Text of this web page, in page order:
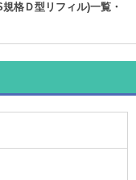
格Ｄ型リフィル)一覧・